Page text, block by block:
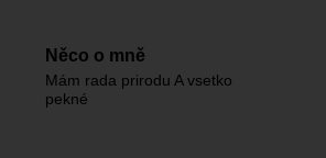
Něco o mně
Mám rada prirodu A vsetko
pekné